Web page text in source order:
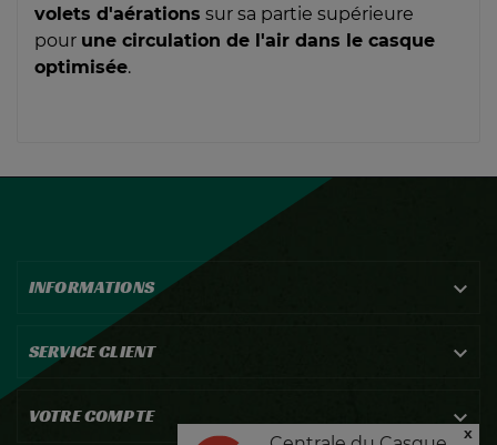
volets d'aérations sur sa partie supérieure
pour une circulation de l'air dans le casque
optimisée.
INFORMATIONS 
SERVICE CLIENT 
VOTRE COMPTE 
x